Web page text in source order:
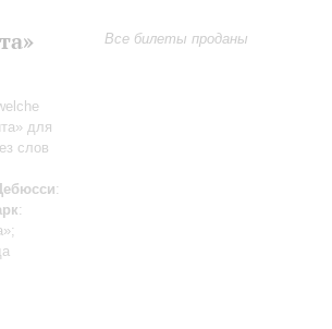
для
слов
:
:
Все билеты проданы